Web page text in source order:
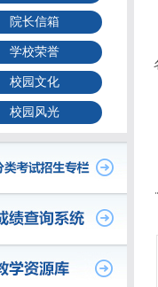
院长信箱
学校荣誉
校园文化
校园风光